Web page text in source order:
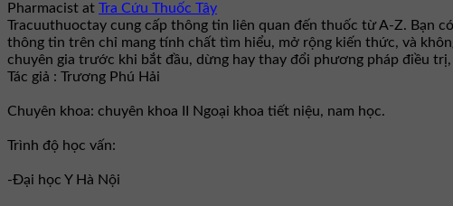
Pharmacist at Tra Cứu Thuốc Tây
Tracuuthuoctay cung cấp thông tin liên quan đến thuốc từ A-Z. Bạn
thông tin trên chỉ mang tính chất tìm hiểu, mở rộng kiến thức, và
chuyên gia trước khi bắt đầu, dừng hay thay đổi phương pháp điều trị,
Tác giả : Trương Phú Hải
Chuyên khoa: chuyên khoa II Ngoại khoa tiết niệu, nam học.
Trình độ học vấn:
-Đại học Y Hà Nội